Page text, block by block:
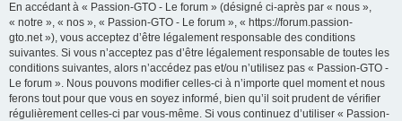
En accédant à « Passion-GTO - Le forum » (désigné ci-après par « nous »,
« notre », « nos », « Passion-GTO - Le forum », « https://forum.passion-
gto.net »), vous acceptez d’être légalement responsable des conditions
suivantes. Si vous n’acceptez pas d’être légalement responsable de toutes les
conditions suivantes, alors n’accédez pas et/ou n’utilisez pas « Passion-GTO -
Le forum ». Nous pouvons modifier celles-ci à n’importe quel moment et nous
ferons tout pour que vous en soyez informé, bien qu’il soit prudent de vérifier
régulièrement celles-ci par vous-même. Si vous continuez d’utiliser « Passion-